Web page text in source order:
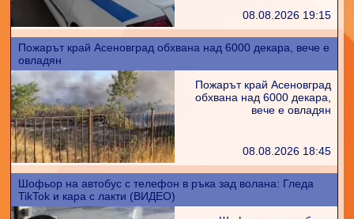
08.08.2026 19:15
Пожарът край Асеновград обхвана над 6000 декара, вече е
овладян
Пожарът край Асеновград
обхвана над 6000 декара,
вече е овладян
08.08.2026 18:45
Шофьор на автобус с телефон в ръка зад волана: Гледа
TikTok и кара с лакти (ВИДЕО)